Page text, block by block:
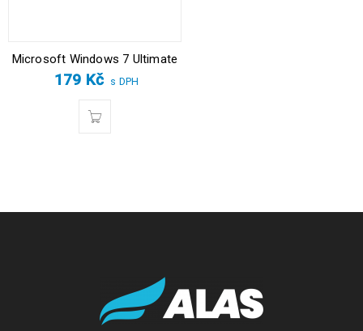
Microsoft Windows 7 Ultimate
179 Kč s DPH